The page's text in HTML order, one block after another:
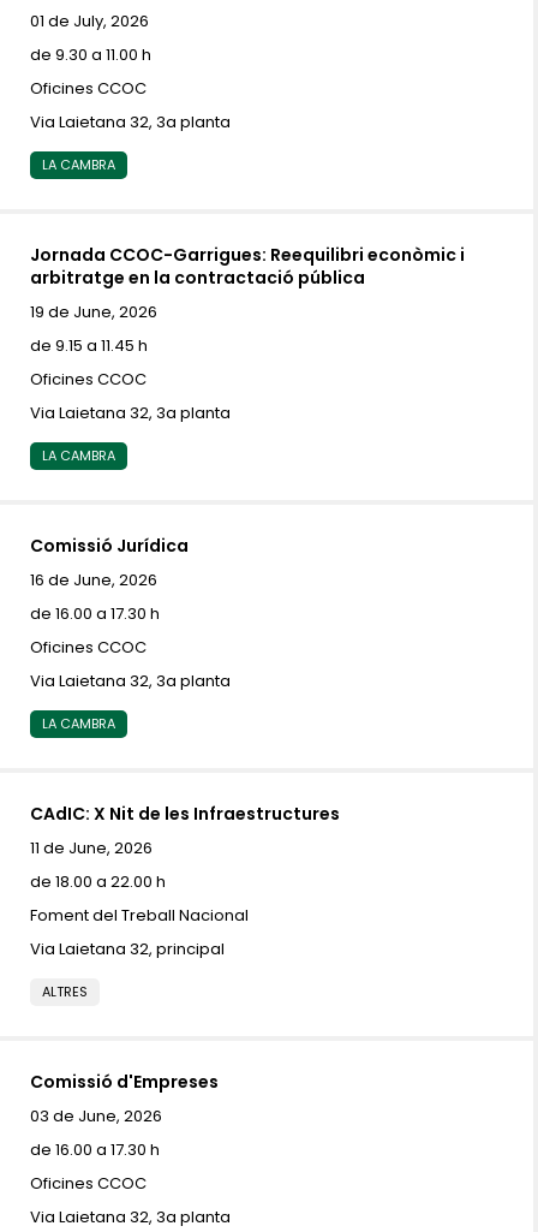
01 de July, 2026
de 9.30 a 11.00 h
Oficines CCOC
Via Laietana 32, 3a planta
LA CAMBRA
Jornada CCOC-Garrigues: Reequilibri econòmic i
arbitratge en la contractació pública
19 de June, 2026
de 9.15 a 11.45 h
Oficines CCOC
Via Laietana 32, 3a planta
LA CAMBRA
Comissió Jurídica
16 de June, 2026
de 16.00 a 17.30 h
Oficines CCOC
Via Laietana 32, 3a planta
LA CAMBRA
CAdIC: X Nit de les Infraestructures
11 de June, 2026
de 18.00 a 22.00 h
Foment del Treball Nacional
Via Laietana 32, principal
ALTRES
Comissió d'Empreses
03 de June, 2026
de 16.00 a 17.30 h
Oficines CCOC
Via Laietana 32, 3a planta